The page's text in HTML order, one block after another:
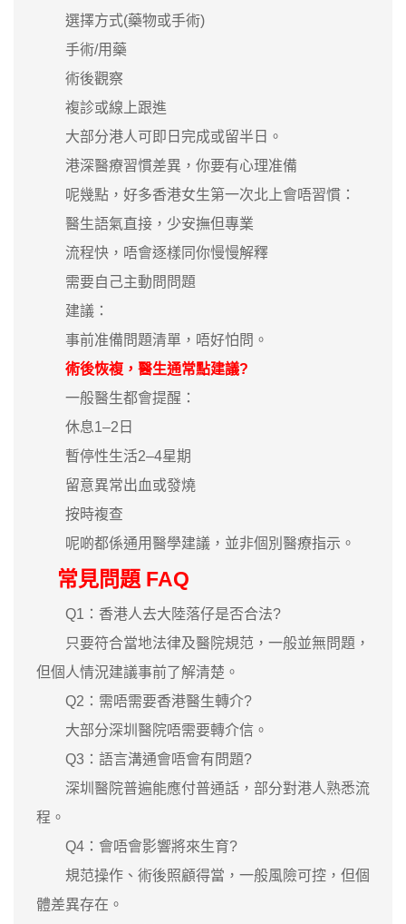
選擇方式(藥物或手術)
手術/用藥
術後觀察
複診或線上跟進
大部分港人可即日完成或留半日。
港深醫療習慣差異，你要有心理准備
呢幾點，好多香港女生第一次北上會唔習慣：
醫生語氣直接，少安撫但專業
流程快，唔會逐樣同你慢慢解釋
需要自己主動問問題
建議：
事前准備問題清單，唔好怕問。
術後恢複，醫生通常點建議?
一般醫生都會提醒：
休息1–2日
暫停性生活2–4星期
留意異常出血或發燒
按時複查
呢啲都係通用醫學建議，並非個別醫療指示。
常見問題 FAQ
Q1：香港人去大陸落仔是否合法?
只要符合當地法律及醫院規范，一般並無問題，
但個人情況建議事前了解清楚。
Q2：需唔需要香港醫生轉介?
大部分深圳醫院唔需要轉介信。
Q3：語言溝通會唔會有問題?
深圳醫院普遍能應付普通話，部分對港人熟悉流
程。
Q4：會唔會影響將來生育?
規范操作、術後照顧得當，一般風險可控，但個
體差異存在。